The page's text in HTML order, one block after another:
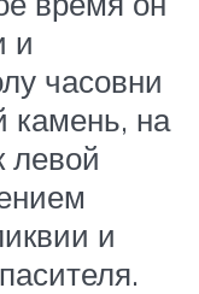
и
часовни
камень, на
левой
и